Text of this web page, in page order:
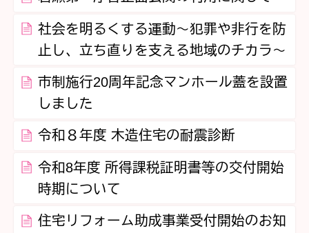
社会を明るくする運動～犯罪や非行を防
止し、立ち直りを支える地域のチカラ～
市制施行20周年記念マンホール蓋を設置
しました
令和８年度 木造住宅の耐震診断
令和8年度 所得課税証明書等の交付開始
時期について
住宅リフォーム助成事業受付開始のお知